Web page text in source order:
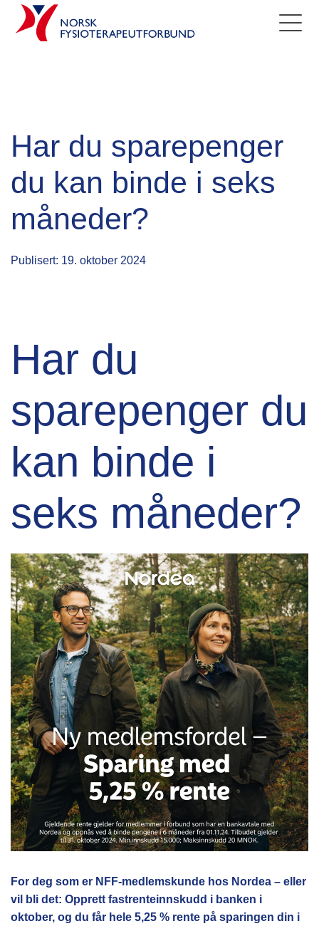
Har du sparepenger
du kan binde i seks
måneder?
Publisert: 19. oktober 2024
Har du
sparepenger du
kan binde i
seks måneder?
For deg som er NFF-medlemskunde hos Nordea – eller
vil bli det: Opprett fastrenteinnskudd i banken i
oktober, og du får hele 5,25 % rente på sparingen din i